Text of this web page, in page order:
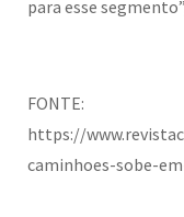
para esse
FONTE:
https://
caminhoes-sobe-